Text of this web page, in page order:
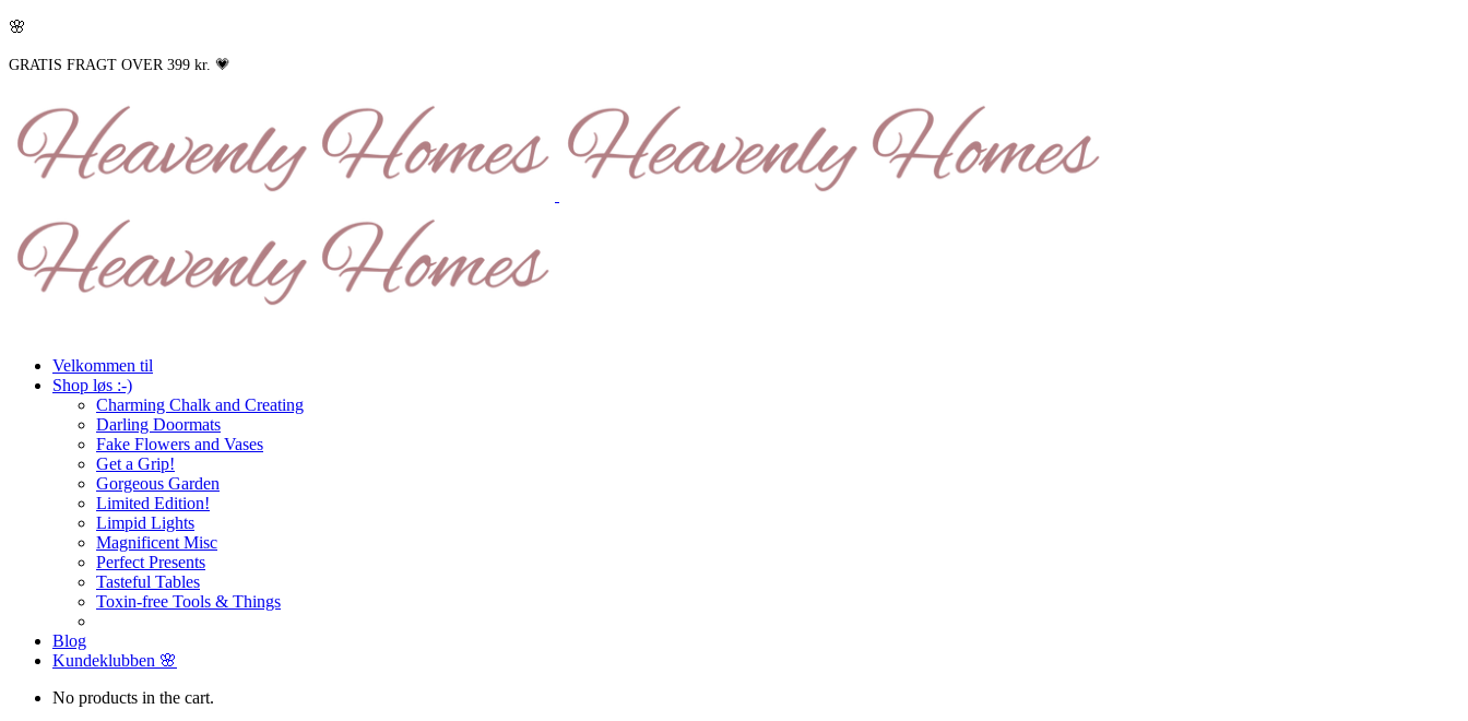
🌸
GRATIS FRAGT OVER 399 kr. 💗
Velkommen til
Shop løs :-)
Charming Chalk and Creating
Darling Doormats
Fake Flowers and Vases
Get a Grip!
Gorgeous Garden
Limited Edition!
Limpid Lights
Magnificent Misc
Perfect Presents
Tasteful Tables
Toxin-free Tools & Things
Blog
Kundeklubben 🌸
No products in the cart.